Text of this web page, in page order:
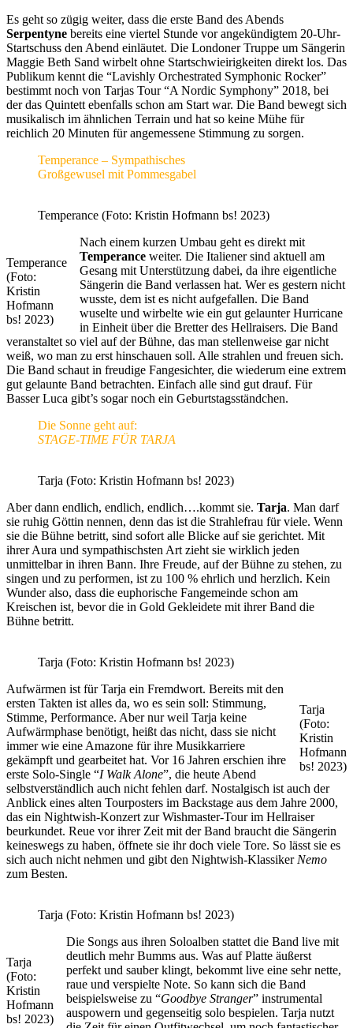
Es geht so zügig weiter, dass die erste Band des Abends
Serpentyne bereits eine viertel Stunde vor angekündigtem 20-Uhr-
Startschuss den Abend einläutet. Die Londoner Truppe um Sängerin
Maggie Beth Sand wirbelt ohne Startschwieirigkeiten direkt los. Das
Publikum kennt die “Lavishly Orchestrated Symphonic Rocker”
bestimmt noch von Tarjas Tour “A Nordic Symphony” 2018, bei
der das Quintett ebenfalls schon am Start war. Die Band bewegt sich
musikalisch im ähnlichen Terrain und hat so keine Mühe für
reichlich 20 Minuten für angemessene Stimmung zu sorgen.
Temperance – Sympathisches
Großgewusel mit Pommesgabel
Temperance (Foto: Kristin Hofmann bs! 2023)
Temperance
(Foto:
Kristin
Hofmann
bs! 2023)
Nach einem kurzen Umbau geht es direkt mit
Temperance weiter. Die Italiener sind aktuell am
Gesang mit Unterstützung dabei, da ihre eigentliche
Sängerin die Band verlassen hat. Wer es gestern nicht
wusste, dem ist es nicht aufgefallen. Die Band
wuselte und wirbelte wie ein gut gelaunter Hurricane
in Einheit über die Bretter des Hellraisers. Die Band
veranstaltet so viel auf der Bühne, das man stellenweise gar nicht
weiß, wo man zu erst hinschauen soll. Alle strahlen und freuen sich.
Die Band schaut in freudige Fangesichter, die wiederum eine extrem
gut gelaunte Band betrachten. Einfach alle sind gut drauf. Für
Basser Luca gibt’s sogar noch ein Geburtstagsständchen.
Die Sonne geht auf:
STAGE-TIME FÜR TARJA
Tarja (Foto: Kristin Hofmann bs! 2023)
Aber dann endlich, endlich, endlich….kommt sie. Tarja. Man darf
sie ruhig Göttin nennen, denn das ist die Strahlefrau für viele. Wenn
sie die Bühne betritt, sind sofort alle Blicke auf sie gerichtet. Mit
ihrer Aura und sympathischsten Art zieht sie wirklich jeden
unmittelbar in ihren Bann. Ihre Freude, auf der Bühne zu stehen, zu
singen und zu performen, ist zu 100 % ehrlich und herzlich. Kein
Wunder also, dass die euphorische Fangemeinde schon am
Kreischen ist, bevor die in Gold Gekleidete mit ihrer Band die
Bühne betritt.
Tarja (Foto: Kristin Hofmann bs! 2023)
Tarja
(Foto:
Kristin
Hofmann
bs! 2023)
Aufwärmen ist für Tarja ein Fremdwort. Bereits mit den
ersten Takten ist alles da, wo es sein soll: Stimmung,
Stimme, Performance. Aber nur weil Tarja keine
Aufwärmphase benötigt, heißt das nicht, dass sie nicht
immer wie eine Amazone für ihre Musikkarriere
gekämpft und gearbeitet hat. Vor 16 Jahren erschien ihre
erste Solo-Single “I Walk Alone”, die heute Abend
selbstverständlich auch nicht fehlen darf. Nostalgisch ist auch der
Anblick eines alten Tourposters im Backstage aus dem Jahre 2000,
das ein Nightwish-Konzert zur Wishmaster-Tour im Hellraiser
beurkundet. Reue vor ihrer Zeit mit der Band braucht die Sängerin
keineswegs zu haben, öffnete sie ihr doch viele Tore. So lässt sie es
sich auch nicht nehmen und gibt den Nightwish-Klassiker Nemo
zum Besten.
Tarja (Foto: Kristin Hofmann bs! 2023)
Tarja
(Foto:
Kristin
Hofmann
bs! 2023)
Die Songs aus ihren Soloalben stattet die Band live mit
deutlich mehr Bumms aus. Was auf Platte äußerst
perfekt und sauber klingt, bekommt live eine sehr nette,
raue und verspielte Note. So kann sich die Band
beispielsweise zu “Goodbye Stranger” instrumental
auspowern und gegenseitig solo bespielen. Tarja nutzt